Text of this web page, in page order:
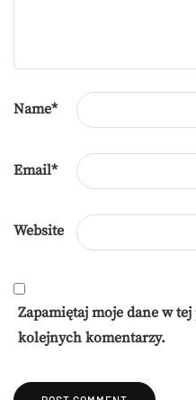
Name*
Email*
Website
Zapamiętaj moje dane w
kolejnych komentarzy.